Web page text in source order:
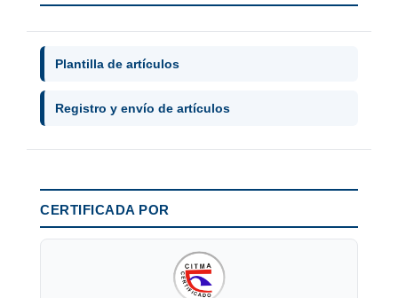
Plantilla de artículos
Registro y envío de artículos
CERTIFICADA POR